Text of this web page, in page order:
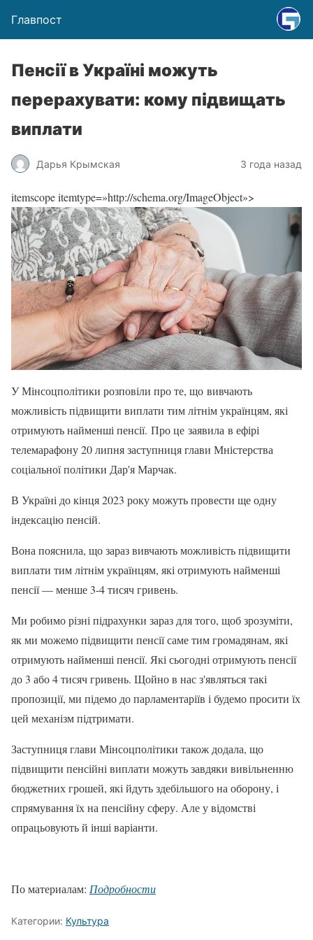
Главпост
Пенсії в Україні можуть
перерахувати: кому підвищать
виплати
Дарья Крымская 3 года назад
itemscope itemtype=»http://schema.org/ImageObject»>
У Мінсоцполітики розповіли про те, що вивчають
можливість підвищити виплати тим літнім українцям, які
отримують найменші пенсії. Про це заявила в ефірі
телемарафону 20 липня заступниця глави Мністерства
соціальної політики Дар'я Марчак.
В Україні до кінця 2023 року можуть провести ще одну
індексацію пенсій.
Вона пояснила, що зараз вивчають можливість підвищити
виплати тим літнім українцям, які отримують найменші
пенсії — менше 3-4 тисяч гривень.
Ми робимо різні підрахунки зараз для того, щоб зрозуміти,
як ми можемо підвищити пенсії саме тим громадянам, які
отримують найменші пенсії. Які сьогодні отримують пенсії
до 3 або 4 тисяч гривень. Щойно в нас з'являться такі
пропозиції, ми підемо до парламентаріїв і будемо просити їх
цей механізм підтримати.
Заступниця глави Мінсоцполітики також додала, що
підвищити пенсійні виплати можуть завдяки вивільненню
бюджетних грошей, які йдуть здебільшого на оборону, і
спрямування їх на пенсійну сферу. Але у відомстві
опрацьовують й інші варіанти.
По материалам: Подробности
Категории: Культура